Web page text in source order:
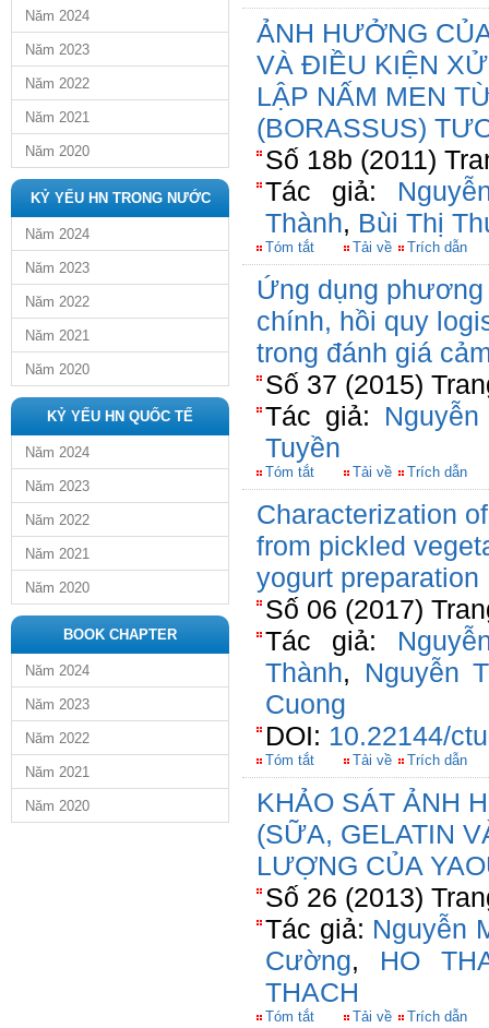
Năm 2024
Năm 2023
Năm 2022
Năm 2021
Năm 2020
KỶ YẾU HN TRONG NƯỚC
Năm 2024
Năm 2023
Năm 2022
Năm 2021
Năm 2020
KỶ YẾU HN QUỐC TẾ
Năm 2024
Năm 2023
Năm 2022
Năm 2021
Năm 2020
BOOK CHAPTER
Năm 2024
Năm 2023
Năm 2022
Năm 2021
Năm 2020
ẢNH HƯỞNG
VÀ ĐIỀU KIỆN
LẬP NẤM MEN
(BORASSUS)
Số 18b (2011)
Tác giả:
Thành, Bùi Thị
Tóm tắt Tải về Trích dẫn
Ứng dụng
chính, hồi quy
trong đánh giá
Số 37 (2015)
Tác giả:
Tuyền
Tóm tắt Tải về Trích dẫn
Characterization
from pickled
yogurt preparation
Số 06 (2017)
Tác giả:
Thành, Nguyễn
Cuong
DOI: 10.22144/
Tóm tắt Tải về Trích dẫn
KHẢO SÁT ẢNH
(SỮA, GELATIN
LƯỢNG CỦA
Số 26 (2013)
Tác giả: Nguyễn
Cường, HO
THACH
Tóm tắt Tải về Trích dẫn